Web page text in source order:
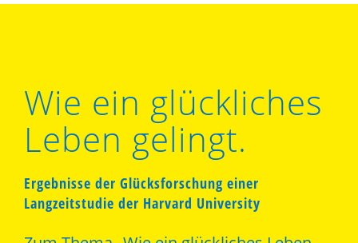
Wie ein glückliches
Leben gelingt.
Ergebnisse der Glücksforschung einer
Langzeitstudie der Harvard University